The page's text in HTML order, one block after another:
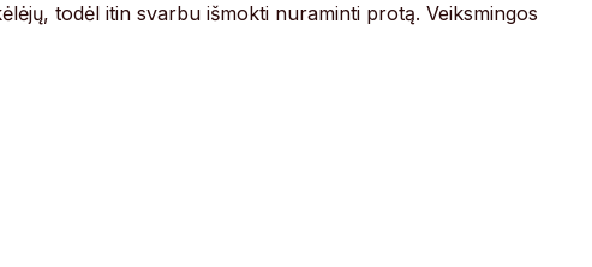
todėl itin svarbu išmokti nuraminti protą. Veiksmingos